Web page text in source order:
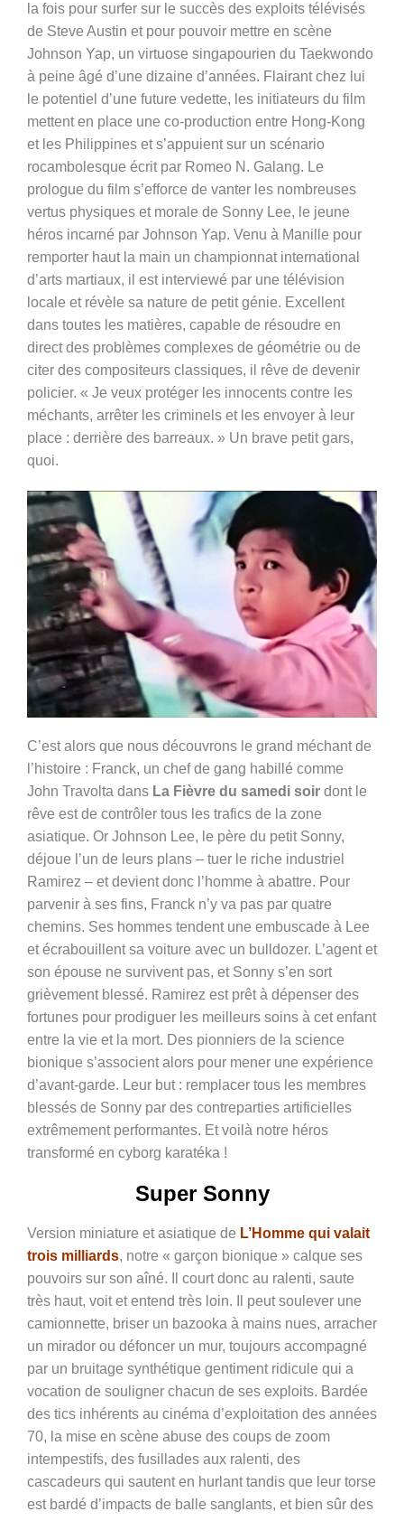
la fois pour surfer sur le succès des exploits télévisés
de Steve Austin et pour pouvoir mettre en scène
Johnson Yap, un virtuose singapourien du Taekwondo
à peine âgé d’une dizaine d’années. Flairant chez lui
le potentiel d’une future vedette, les initiateurs du film
mettent en place une co-production entre Hong-Kong
et les Philippines et s’appuient sur un scénario
rocambolesque écrit par Romeo N. Galang. Le
prologue du film s’efforce de vanter les nombreuses
vertus physiques et morale de Sonny Lee, le jeune
héros incarné par Johnson Yap. Venu à Manille pour
remporter haut la main un championnat international
d’arts martiaux, il est interviewé par une télévision
locale et révèle sa nature de petit génie. Excellent
dans toutes les matières, capable de résoudre en
direct des problèmes complexes de géométrie ou de
citer des compositeurs classiques, il rêve de devenir
policier. « Je veux protéger les innocents contre les
méchants, arrêter les criminels et les envoyer à leur
place : derrière des barreaux. » Un brave petit gars,
quoi.
C’est alors que nous découvrons le grand méchant de
l’histoire : Franck, un chef de gang habillé comme
John Travolta dans La Fièvre du samedi soir dont le
rêve est de contrôler tous les trafics de la zone
asiatique. Or Johnson Lee, le père du petit Sonny,
déjoue l’un de leurs plans – tuer le riche industriel
Ramirez – et devient donc l’homme à abattre. Pour
parvenir à ses fins, Franck n’y va pas par quatre
chemins. Ses hommes tendent une embuscade à Lee
et écrabouillent sa voiture avec un bulldozer. L’agent et
son épouse ne survivent pas, et Sonny s’en sort
grièvement blessé. Ramirez est prêt à dépenser des
fortunes pour prodiguer les meilleurs soins à cet enfant
entre la vie et la mort. Des pionniers de la science
bionique s’associent alors pour mener une expérience
d’avant-garde. Leur but : remplacer tous les membres
blessés de Sonny par des contreparties artificielles
extrêmement performantes. Et voilà notre héros
transformé en cyborg karatéka !
Super Sonny
Version miniature et asiatique de L’Homme qui valait
trois milliards, notre « garçon bionique » calque ses
pouvoirs sur son aîné. Il court donc au ralenti, saute
très haut, voit et entend très loin. Il peut soulever une
camionnette, briser un bazooka à mains nues, arracher
un mirador ou défoncer un mur, toujours accompagné
par un bruitage synthétique gentiment ridicule qui a
vocation de souligner chacun de ses exploits. Bardée
des tics inhérents au cinéma d’exploitation des années
70, la mise en scène abuse des coups de zoom
intempestifs, des fusillades aux ralenti, des
cascadeurs qui sautent en hurlant tandis que leur torse
est bardé d’impacts de balle sanglants, et bien sûr des